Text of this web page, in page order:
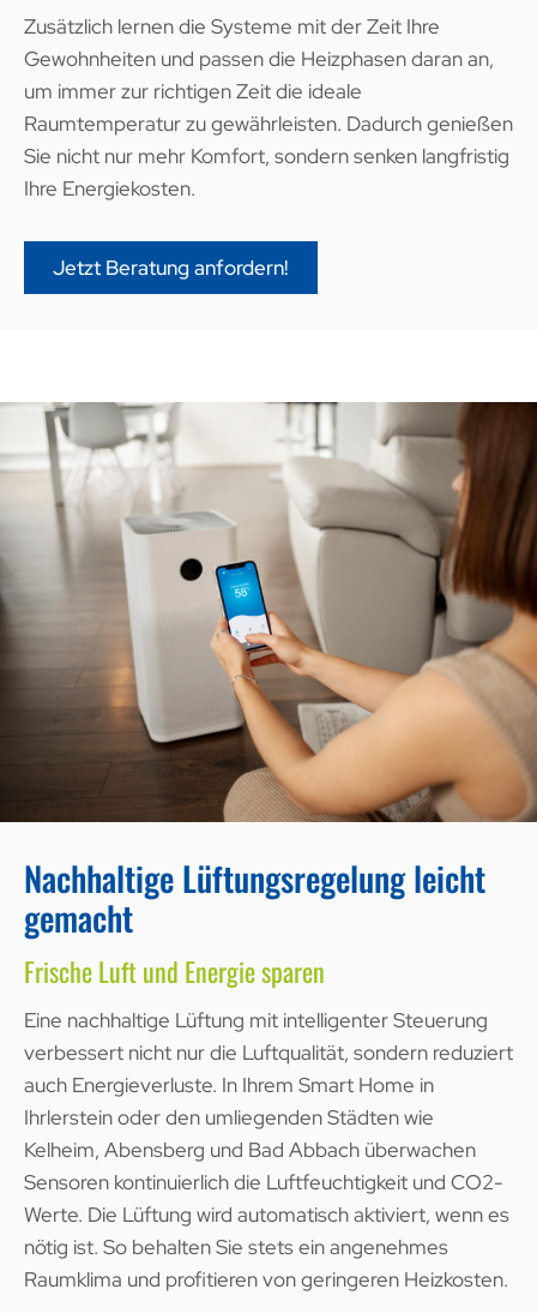
Zusätzlich lernen die Systeme mit der Zeit Ihre
Gewohnheiten und passen die Heizphasen daran an,
um immer zur richtigen Zeit die ideale
Raumtemperatur zu gewährleisten. Dadurch genießen
Sie nicht nur mehr Komfort, sondern senken langfristig
Ihre Energiekosten.
Jetzt Beratung anfordern!
Nachhaltige Lüftungsregelung leicht
gemacht
Frische Luft und Energie sparen
Eine nachhaltige Lüftung mit intelligenter Steuerung
verbessert nicht nur die Luftqualität, sondern reduziert
auch Energieverluste. In Ihrem Smart Home in
Ihrlerstein oder den umliegenden Städten wie
Kelheim, Abensberg und Bad Abbach überwachen
Sensoren kontinuierlich die Luftfeuchtigkeit und CO2-
Werte. Die Lüftung wird automatisch aktiviert, wenn es
nötig ist. So behalten Sie stets ein angenehmes
Raumklima und profitieren von geringeren Heizkosten.